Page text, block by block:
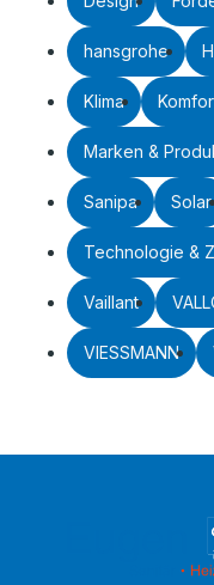
hansgrohe
Klima
Marken &
Sanipa Solar
Technologie &
Vaillant
VIESSMANN